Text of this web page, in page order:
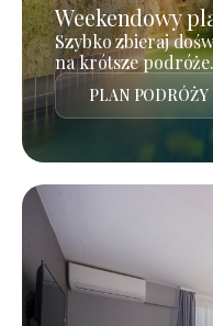
Weekendowy
Szybko zbieraj
na krótsze
PLAN